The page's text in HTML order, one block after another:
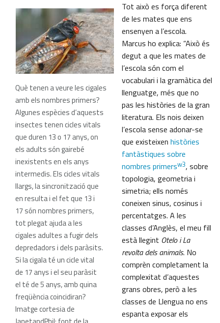
Què tenen a veure les cigales
amb els nombres primers?
Algunes espècies d’aquests
insectes tenen cicles vitals
que duren 13 o 17 anys, on
els adults són gairebé
inexistents en els anys
intermedis. Els cicles vitals
llargs, la sincronització que
en resulta i el fet que 13 i
17 són nombres primers,
tot plegat ajuda a les
cigales adultes a fugir dels
depredadors i dels paràsits.
Si la cigala té un cicle vital
de 17 anys i el seu paràsit
el té de 5 anys, amb quina
freqüència coincidiran?
Imatge cortesia de
Tot això es força diferent
de les mates que ens
ensenyen a l’escola.
Marcus ho explica: “Això és
degut a que les mates de
l’escola són com el
vocabulari i la gramàtica del
llenguatge, més que no
pas les històries de la gran
literatura. Els nois deixen
l’escola sense adonar-se
que existeixen històries
fantàstiques sobre
nombres primersw3, sobre
topologia, geometria i
simetria; ells només
coneixen sinus, cosinus i
percentatges. A les
classes d’Anglès, el meu fill
està llegint Otelo i La
revolta dels animals. No
comprèn completament la
complexitat d’aquestes
grans obres, però a les
classes de Llengua no ens
espanta exposar els